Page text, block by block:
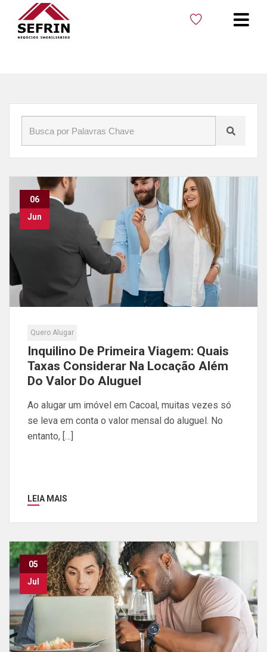
Início»Blog »Seguro fiança
06
Jun
Quero Alugar
Inquilino De Primeira Viagem: Quais
Taxas Considerar Na Locação Além
Do Valor Do Aluguel
Ao alugar um imóvel em Cacoal, muitas vezes só
se leva em conta o valor mensal do aluguel. No
entanto, […]
LEIA MAIS
05
Jul